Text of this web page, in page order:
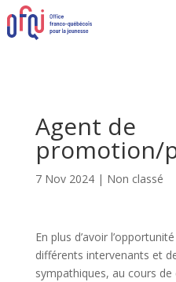
Agent de
promotion/
7 Nov 2024| Non classé
En plus d’avoir
différents intervenants et
sympathiques, au cours